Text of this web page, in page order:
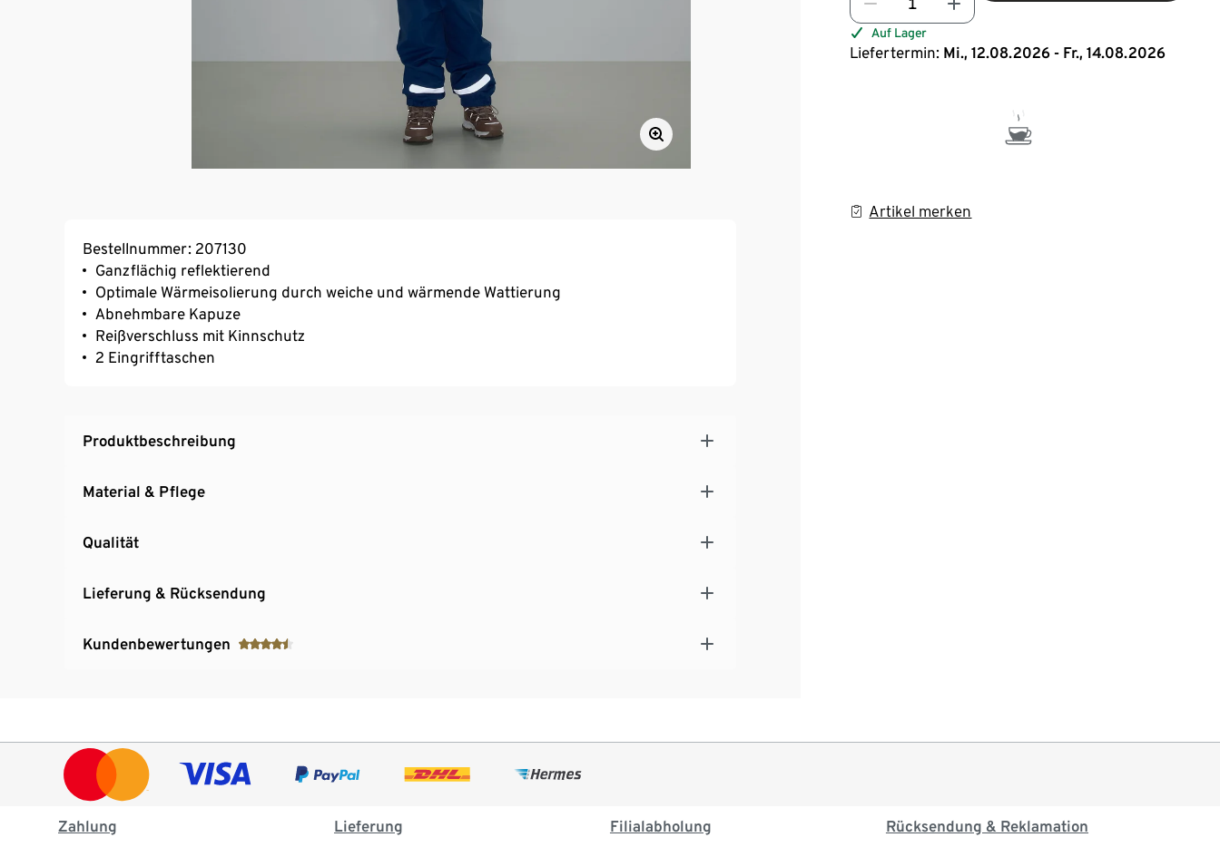
Auf Lager
Liefertermin: Mi., 12.08.2026 - Fr., 14.08.2026
Artikel merken
Bestellnummer: 207130
Ganzflächig reflektierend
Optimale Wärmeisolierung durch weiche und wärmende Wattierung
Abnehmbare Kapuze
Reißverschluss mit Kinnschutz
2 Eingrifftaschen
Produktbeschreibung
Material & Pflege
Qualität
Lieferung & Rücksendung
Kundenbewertungen
Zahlung Lieferung Filialabholung Rücksendung & Reklamation